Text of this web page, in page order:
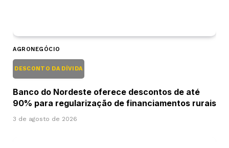
AGRONEGÓCIO
DESCONTO DA DÍVIDA
Banco do Nordeste oferece descontos de até
90% para regularização de financiamentos rurais
3 de agosto de 2026